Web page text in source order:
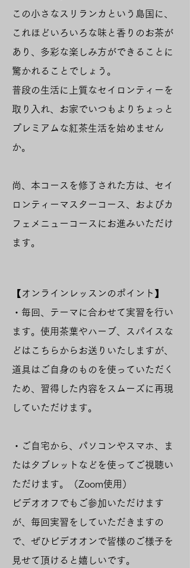
この小さなスリランカという島国に、
これほどいろいろな味と香りのお茶が
あり、多彩な楽しみ方ができることに
驚かれることでしょう。
普段の生活に上質なセイロンティーを
取り入れ、お家でいつもよりちょっと
プレミアムな紅茶生活を始めません
か。
尚、本コースを修了された方は、セイ
ロンティーマスターコース、およびカ
フェメニューコースにお進みいただけ
ます。
【オンラインレッスンのポイント】
・毎回、テーマに合わせて実習を行い
ます。使用茶葉やハーブ、スパイスな
どはこちらからお送りいたしますが、
道具はご自身のものを使っていただく
ため、習得した内容をスムーズに再現
していただけます。
・ご自宅から、パソコンやスマホ、ま
たはタブレットなどを使ってご視聴い
ただけます。（Zoom使用）
ビデオオフでもご参加いただけます
が、毎回実習をしていただきますの
で、ぜひビデオオンで皆様のご様子を
見せて頂けると嬉しいです。